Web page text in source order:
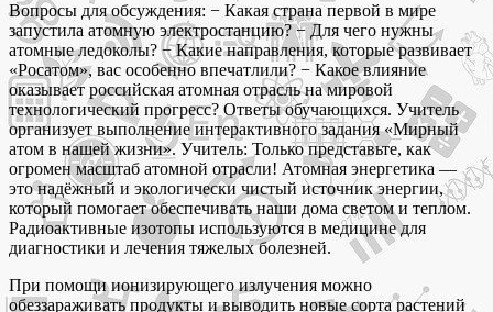
Вопросы для обсуждения: − Какая страна первой в мире
запустила атомную электростанцию? − Для чего нужны
атомные ледоколы? − Какие направления, которые развивает
«Росатом», вас особенно впечатлили? − Какое влияние
оказывает российская атомная отрасль на мировой
технологический прогресс? Ответы обучающихся. Учитель
организует выполнение интерактивного задания «Мирный
атом в нашей жизни». Учитель: Только представьте, как
огромен масштаб атомной отрасли! Атомная энергетика —
это надёжный и экологически чистый источник энергии,
который помогает обеспечивать наши дома светом и теплом.
Радиоактивные изотопы используются в медицине для
диагностики и лечения тяжелых болезней.
При помощи ионизирующего излучения можно
обеззараживать продукты и выводить новые сорта растений